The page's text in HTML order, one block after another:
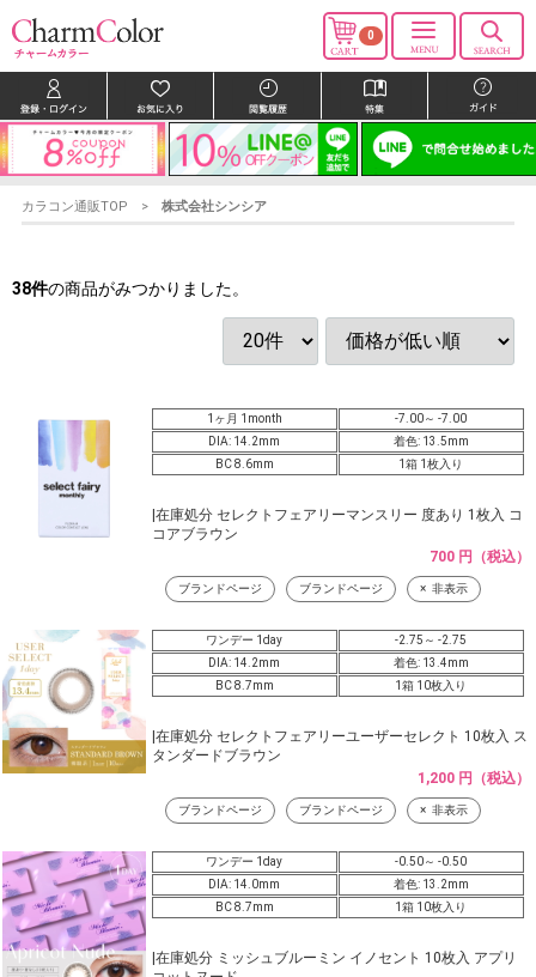
0
カラコン通販TOP 株式会社シンシア
38件の商品がみつかりました。
1ヶ月 1month
-7.00～ -7.00
DIA: 14.2mm
着色: 13.5mm
BC 8.6mm
1箱 1枚入り
|在庫処分 セレクトフェアリーマンスリー 度あり 1枚入 コ
コアブラウン
700 円（税込）
ブランドページ ブランドページ 非表示
ワンデー 1day
-2.75～ -2.75
DIA: 14.2mm
着色: 13.4mm
BC 8.7mm
1箱 10枚入り
|在庫処分 セレクトフェアリーユーザーセレクト 10枚入 ス
タンダードブラウン
1,200 円（税込）
ブランドページ ブランドページ 非表示
ワンデー 1day
-0.50～ -0.50
DIA: 14.0mm
着色: 13.2mm
BC 8.7mm
1箱 10枚入り
|在庫処分 ミッシュブルーミン イノセント 10枚入 アプリ